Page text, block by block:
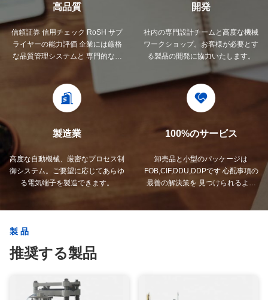
高品質
信頼証券 信用チェック RoSH サプ
ライヤーの能力評価 企業には厳格
な品質管理システムと 専門的なテ
開発
社内の専門設計チームと高度な機械
ワークショップ。お客様が必要とす
る製品の開発に協力いたします。
製造業
高度な自動機械、厳密なプロセス制
御システム。ご要望に応じてあらゆ
る電気端子を製造できます。
100%のサービス
卸売品と小型のパッケージは
FOB,CIF,DDU,DDPです 心配事項の
最善の解決策を 見つけられるよう
製品
推奨する製品